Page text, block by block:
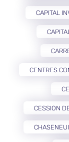
CAPITAL
CENTRES
CESSION